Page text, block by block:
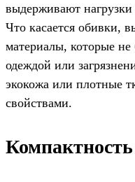
выдерживают
Что касается обивки,
материалы, которые не
одеждой или
экокожа или плотные
свойствами.